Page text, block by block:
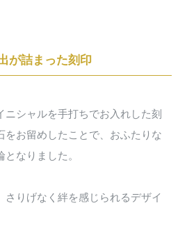
が詰まった刻印
ニシャルを手打ちでお入れした刻
をお留めしたことで、おふたりな
なりました。
さりげなく絆を感じられるデザイ